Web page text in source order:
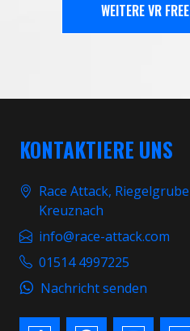
WEITERE VR
KONTAKTIERE UNS
Race Attack,
Kreuznach
info@race-attack.com
01514 4997225
Nachricht senden